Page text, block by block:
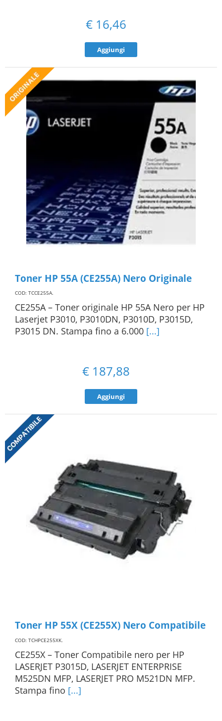
€ 16,46
Aggiungi
Toner HP 55A (CE255A) Nero Originale
COD: TCCE255A.
CE255A – Toner originale HP 55A Nero per HP
Laserjet P3010, P3010DN, P3010D, P3015D,
P3015 DN. Stampa fino a 6.000 [...]
€ 187,88
Aggiungi
Toner HP 55X (CE255X) Nero Compatibile
COD: TCHPCE255XK.
CE255X – Toner Compatibile nero per HP
LASERJET P3015D, LASERJET ENTERPRISE
M525DN MFP, LASERJET PRO M521DN MFP.
Stampa fino [...]